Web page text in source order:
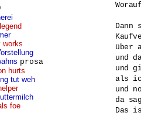
works
prosa
hurts
tut weh
foe
Dann
über
und
und
als
und
da
Das